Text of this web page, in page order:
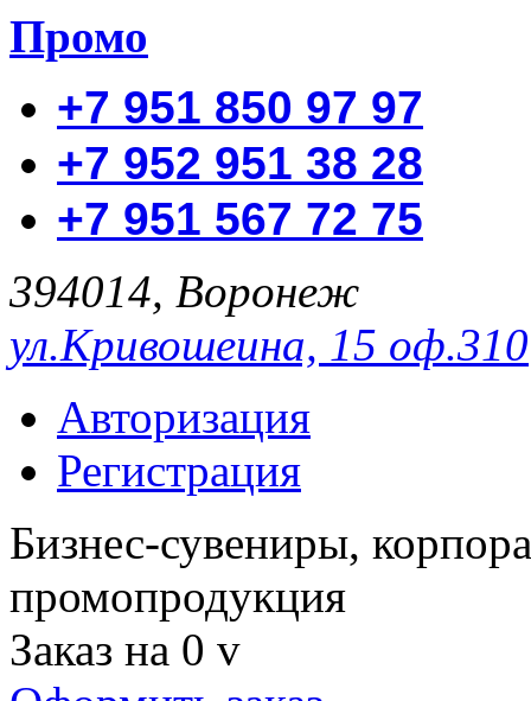
Промо
+7 951 850 97 97
+7 952 951 38 28
+7 951 567 72 75
394014, Воронеж
ул.Кривошеина, 15 оф.310
Авторизация
Регистрация
Бизнес-сувениры,
промопродукция
Заказ на 0 v